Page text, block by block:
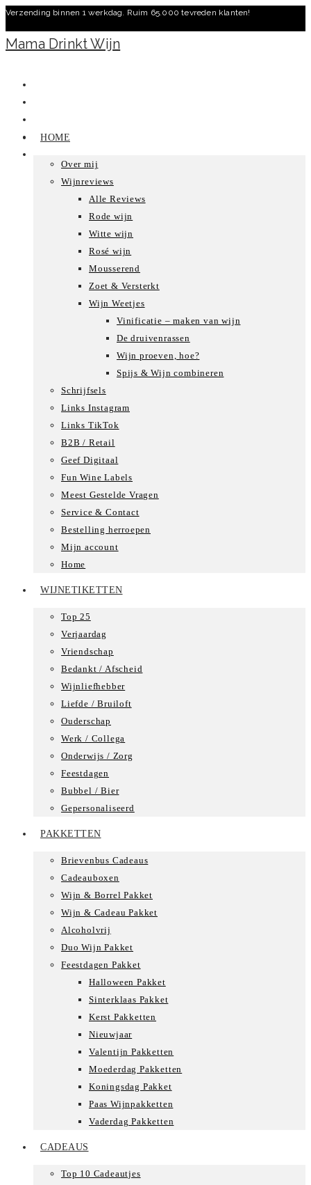
Ga
naar
inhoud
Verzending binnen 1 werkdag. Ruim 65.000 tevreden klanten!
Mama Drinkt Wijn
HOME
Over mij
Wijnreviews
Alle Reviews
Rode wijn
Witte wijn
Rosé wijn
Mousserend
Zoet & Versterkt
Wijn Weetjes
Vinificatie – maken van wijn
De druivenrassen
Wijn proeven, hoe?
Spijs & Wijn combineren
Schrijfsels
Links Instagram
Links TikTok
B2B / Retail
Geef Digitaal
Fun Wine Labels
Meest Gestelde Vragen
Service & Contact
Bestelling herroepen
Mijn account
Home
WIJNETIKETTEN
Top 25
Verjaardag
Vriendschap
Bedankt / Afscheid
Wijnliefhebber
Liefde / Bruiloft
Ouderschap
Werk / Collega
Onderwijs / Zorg
Feestdagen
Bubbel / Bier
Gepersonaliseerd
PAKKETTEN
Brievenbus Cadeaus
Cadeauboxen
Wijn & Borrel Pakket
Wijn & Cadeau Pakket
Alcoholvrij
Duo Wijn Pakket
Feestdagen Pakket
Halloween Pakket
Sinterklaas Pakket
Kerst Pakketten
Nieuwjaar
Valentijn Pakketten
Moederdag Pakketten
Koningsdag Pakket
Paas Wijnpakketten
Vaderdag Pakketten
CADEAUS
Top 10 Cadeautjes